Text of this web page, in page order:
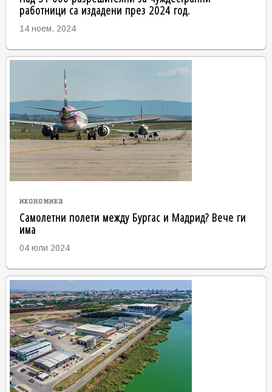
работници са издадени през 2024 год.
14 ноем. 2024
икономика
Самолетни полети между Бургас и Мадрид? Вече ги
има
04 юли 2024